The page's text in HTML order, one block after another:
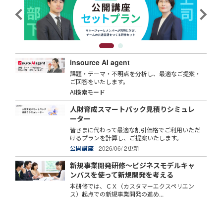
insource AI agent
課題・テーマ・不明点を分析し、最適なご提案・
ご回答をいたします。
AI検索モード
人財育成スマートパック見積りシミュレ
ーター
皆さまに代わって最適な割引価格でご利用いただ
けるプランを計算し、ご提案いたします。
公開講座
2026/06/ 2更新
新規事業開発研修～ビジネスモデルキャ
ンバスを使って新規開発を考える
本研修では、ＣＸ（カスタマーエクスペリエン
ス）起点での新規事業開発の進め...